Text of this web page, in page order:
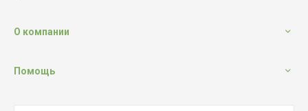
О компании
Помощь